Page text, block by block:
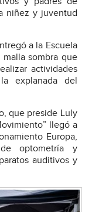
niñez y juventud
a la Escuela
sombra que
actividades
explanada del
que preside Luly
llegó a
Europa,
optometría y
auditivos y